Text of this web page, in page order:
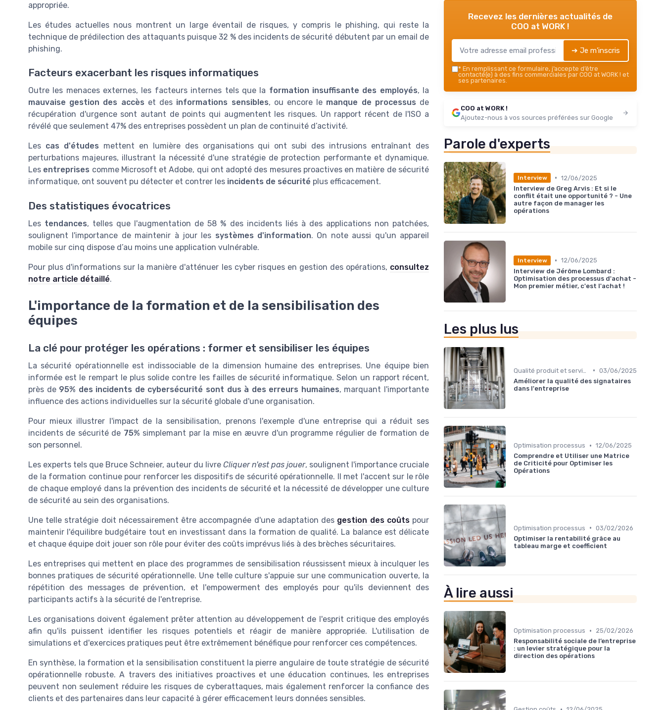
appropriée.
Les études actuelles nous montrent un large éventail de risques, y compris le phishing, qui reste la
technique de prédilection des attaquants puisque 32 % des incidents de sécurité débutent par un email de
phishing.
Facteurs exacerbant les risques informatiques
Outre les menaces externes, les facteurs internes tels que la formation insuffisante des employés, la
mauvaise gestion des accès et des informations sensibles, ou encore le manque de processus de
récupération d'urgence sont autant de points qui augmentent les risques. Un rapport récent de l'ISO a
révélé que seulement 47% des entreprises possèdent un plan de continuité d’activité.
Les cas d'études mettent en lumière des organisations qui ont subi des intrusions entraînant des
perturbations majeures, illustrant la nécessité d'une stratégie de protection performante et dynamique.
Les entreprises comme Microsoft et Adobe, qui ont adopté des mesures proactives en matière de sécurité
informatique, ont souvent pu détecter et contrer les incidents de sécurité plus efficacement.
Des statistiques évocatrices
Les tendances, telles que l'augmentation de 58 % des incidents liés à des applications non patchées,
soulignent l'importance de maintenir à jour les systèmes d'information. On note aussi qu'un appareil
mobile sur cinq dispose d’au moins une application vulnérable.
Pour plus d'informations sur la manière d'atténuer les cyber risques en gestion des opérations, consultez
notre article détaillé.
L'importance de la formation et de la sensibilisation des
équipes
La clé pour protéger les opérations : former et sensibiliser les équipes
La sécurité opérationnelle est indissociable de la dimension humaine des entreprises. Une équipe bien
informée est le rempart le plus solide contre les failles de sécurité informatique. Selon un rapport récent,
près de 95% des incidents de cybersécurité sont dus à des erreurs humaines, marquant l'importante
influence des actions individuelles sur la sécurité globale d'une organisation.
Pour mieux illustrer l'impact de la sensibilisation, prenons l'exemple d'une entreprise qui a réduit ses
incidents de sécurité de 75% simplemant par la mise en æuvre d'un programme régulier de formation de
son personnel.
Les experts tels que Bruce Schneier, auteur du livre Cliquer n'est pas jouer, soulignent l'importance cruciale
de la formation continue pour renforcer les dispositifs de sécurité opérationnelle. Il met l'accent sur le rôle
de chaque employé dans la prévention des incidents de sécurité et la nécessité de développer une culture
de sécurité au sein des organisations.
Une telle stratégie doit nécessairement être accompagnée d'une adaptation des gestion des coûtspour
maintenir l'équilibre budgétaire tout en investissant dans la formation de qualité. La balance est délicate
et chaque équipe doit jouer son rôle pour éviter des coûts imprévus liés à des brèches sécuritaires.
Les entreprises qui mettent en place des programmes de sensibilisation réussissent mieux à inculquer les
bonnes pratiques de sécurité opérationnelle. Une telle culture s'appuie sur une communication ouverte, la
répétition des messages de prévention, et l'empowerment des employés pour qu'ils deviennent des
participants actifs à la sécurité de l'entreprise.
Les organisations doivent également prêter attention au développement de l'esprit critique des employés
afin qu'ils puissent identifier les risques potentiels et réagir de manière appropriée. L'utilisation de
simulations et d'exercices pratiques peut être extrêmement bénéfique pour renforcer ces compétences.
En synthèse, la formation et la sensibilisation constituent la pierre angulaire de toute stratégie de sécurité
opérationnelle robuste. A travers des initiatives proactives et une éducation continues, les entreprises
peuvent non seulement réduire les risques de cyberattaques, mais également renforcer la confiance des
clients et des partenaires dans leur capacité à gérer efficacement leurs données sensibles.
Recevez les dernières actualités de
COO at WORK !
➔ Je m'inscris
* En remplissant ce formulaire, j’accepte d’être
contacté(e) à des fins commerciales par COO at WORK ! et
ses partenaires.
COO at WORK !
Ajoutez-nous à vos sources préférées sur Google
Parole d'experts
Interview • 12/06/2025
Interview de Greg Arvis : Et si le
conflit était une opportunité ? - Une
autre façon de manager les
opérations
Interview • 12/06/2025
Interview de Jérôme Lombard :
Optimisation des processus d'achat -
Mon premier métier, c'est l'achat !
Les plus lus
• 03/06/2025
Améliorer la qualité des signataires
dans l'entreprise
Optimisation processus • 12/06/2025
Comprendre et Utiliser une Matrice
de Criticité pour Optimiser les
Opérations
Optimisation processus • 03/02/2026
Optimiser la rentabilité grâce au
tableau marge et coefficient
À lire aussi
Optimisation processus •
25/02/2026
Responsabilité sociale de l’entreprise
: un levier stratégique pour la
direction des opérations